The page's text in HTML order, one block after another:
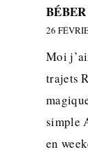
BÉBER
26
Moi
trajets
simple
en